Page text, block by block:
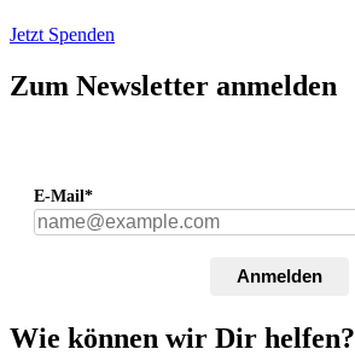
Jetzt Spenden
Zum Newsletter anmelden
E-Mail*
Anmelden
Wie können wir Dir helfen?